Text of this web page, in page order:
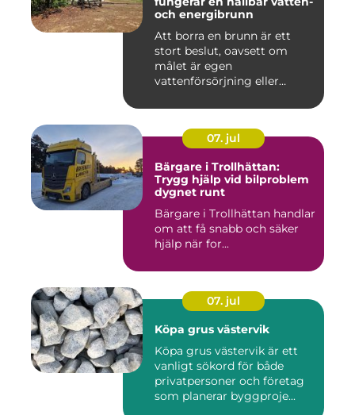
och energibrunn
Att borra en brunn är ett
stort beslut, oavsett om
målet är egen
vattenförsörjning eller
07. jul
Bärgare i Trollhättan:
Trygg hjälp vid bilproblem
dygnet runt
Bärgare i Trollhättan handlar
om att få snabb och säker
hjälp när for...
07. jul
Köpa grus västervik
Köpa grus västervik är ett
vanligt sökord för både
privatpersoner och företag
som planerar byggproje...